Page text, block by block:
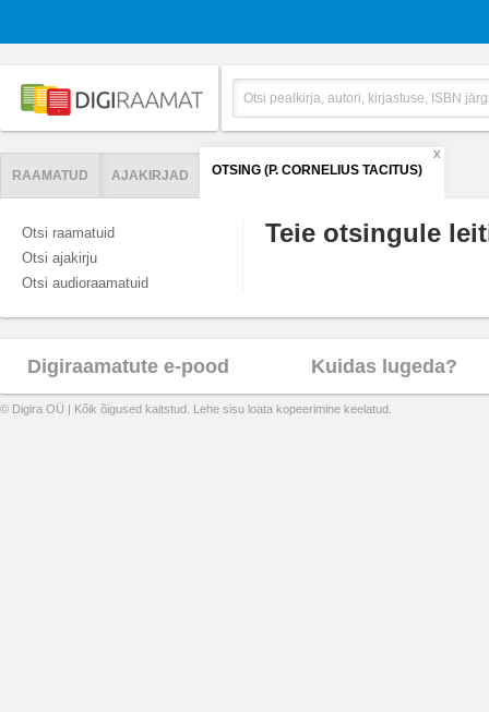
RAAMATUD AJAKIRJAD OTSING (P. CORNELIUS TACITUS)
X
Otsi raamatuid
Otsi ajakirju
Otsi audioraamatuid
Teie otsingule
Digiraamatute e-pood Kuidas lugeda?
© Digira OÜ | Kõik õigused kaitstud. Lehe sisu loata kopeerimine keelatud.